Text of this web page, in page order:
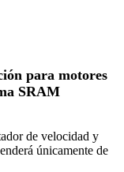
para motores
SRAM
de velocidad y
únicamente de